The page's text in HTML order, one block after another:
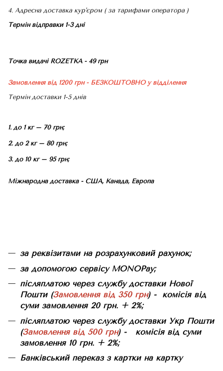
4. Адресна доставка кур'єром ( за тарифами оператора )
Термін відправки 1-3 дні
Точка видачі ROZETKA - 49 грн
Замовлення від 1200 грн - БЕЗКОШТОВНО у відділення
Термін доставки 1-5 днів
1. до 1 кг – 70 грн;
2. до 2 кг – 80 грн;
3. до 10 кг – 95 грн;
Міжнародна доставка - США, Канада, Европа
за реквізитами на розрахунковий рахунок;
за допомогою сервісу MONOPay;
післяплатою через службу доставки Нової
Пошти (Замовлення від 350 грн) - комісія від
суми замовлення 20 грн. + 2%;
післяплатою через службу доставки Укр Пошти
(Замовлення від 500 грн) - комісія від суми
замовлення 10 грн. + 2%;
Банківський переказ з картки на картку